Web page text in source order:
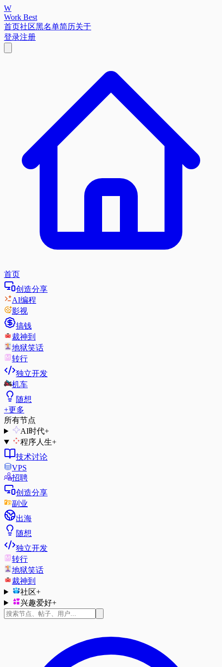
W
Work Best
首页社区黑名单简历关于
登录注册
首页
创造分享
AI编程
影视
搞钱
裁神到
地狱笑话
转行
独立开发
机车
随想
+更多
所有节点
AI时代+
程序人生+
技术讨论
VPS
招聘
创造分享
副业
出海
随想
独立开发
转行
地狱笑话
裁神到
社区+
兴趣爱好+